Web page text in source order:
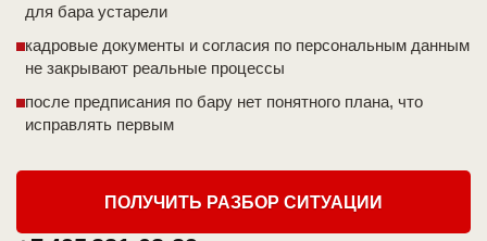
для бара устарели
кадровые документы и согласия по персональным данным
не закрывают реальные процессы
после предписания по бару нет понятного плана, что
исправлять первым
ПОЛУЧИТЬ РАЗБОР СИТУАЦИИ